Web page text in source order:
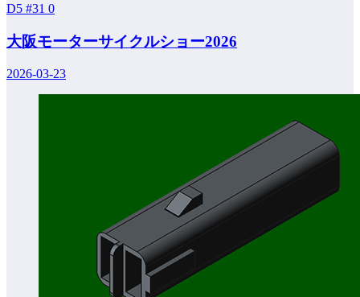
D5 #31 0
大阪モーターサイクルショー2026
2026-03-23